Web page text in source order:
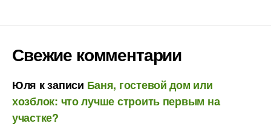
Свежие комментарии
Юля к записи Баня, гостевой дом или
хозблок: что лучше строить первым на
участке?